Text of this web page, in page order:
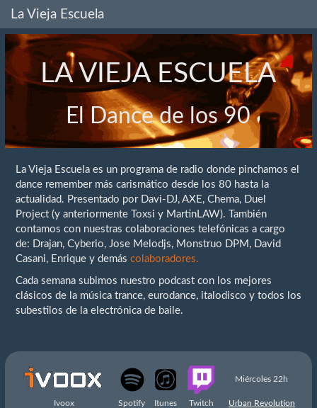
La Vieja Escuela
LA VIEJA ESCUELA
El Dance de los 90
La Vieja Escuela es un programa de radio donde pinchamos el
dance remember más carismático desde los 80 hasta la
actualidad. Presentado por Davi-DJ, AXE, Chema, Duel
Project (y anteriormente Toxsi y MartinLAW). También
contamos con nuestras colaboraciones telefónicas a cargo
de: Drajan, Cyberio, Jose Melodjs, Monstruo DPM, David
Casani, Enrique y demás colaboradores.
Cada semana subimos nuestro podcast con los mejores
clásicos de la música trance, eurodance, italodisco y todos los
subestilos de la electrónica de baile.
Miércoles 22h
Ivoox Spotify Itunes Twitch Urban Revolution